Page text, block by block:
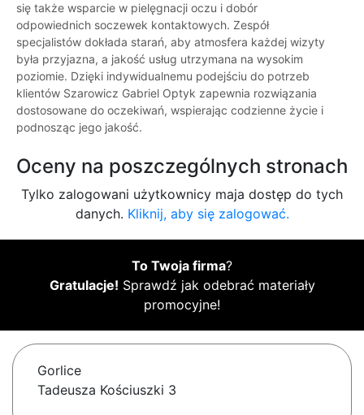
się także wsparcie w pielęgnacji oczu i dobór
odpowiednich soczewek kontaktowych. Zespół
specjalistów dokłada starań, aby atmosfera każdej wizyty
była przyjazna, a jakość usług utrzymana na wysokim
poziomie. Dzięki indywidualnemu podejściu do potrzeb
klientów Szarowicz Gabriel Optyk zapewnia rozwiązania
dostosowane do oczekiwań, wspierając codzienne życie i
podnosząc jego jakość.
Oceny na poszczególnych stronach
Tylko zalogowani użytkownicy maja dostęp do tych
danych. Kliknij, aby się zalogować.
To Twoja firma?
Gratulacje! Sprawdź jak odebrać materiały
promocyjne!
Gorlice
Tadeusza Kościuszki 3